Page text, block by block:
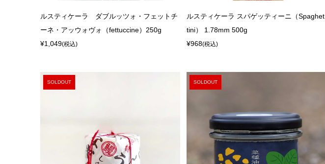
ルスティケーラ ダブルッツォ・フェットチ
ーネ・アッウォヴォ（fettuccine）250g
¥1,049(税込)
ルスティケーラ スパゲッティーニ（Spaghet
tini） 1.78mm 500g
¥968(税込)
SOLDOUT SOLDOUT